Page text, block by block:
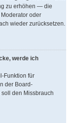
zu erhöhen — die
oder
wieder zurücksetzen.
werde ich
Funktion für
der Board-
den Missbrauch